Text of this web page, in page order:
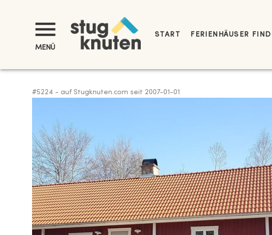
MENÜ
START FERIENHÄUSER
#5224 - auf Stugknuten.com seit 2007-01-01